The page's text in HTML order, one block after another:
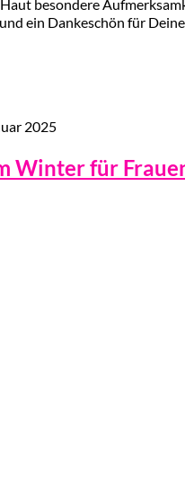
besondere
ein Dankeschön für
2025
Winter für